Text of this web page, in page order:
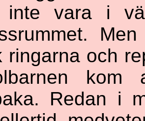
inte vara i
ringarna och
kom
Redan i